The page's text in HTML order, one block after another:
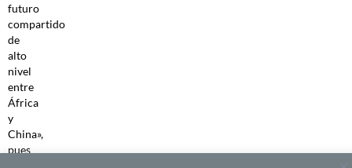
futuro
compartido
de
alto
nivel
entre
África
y
China»,
pues